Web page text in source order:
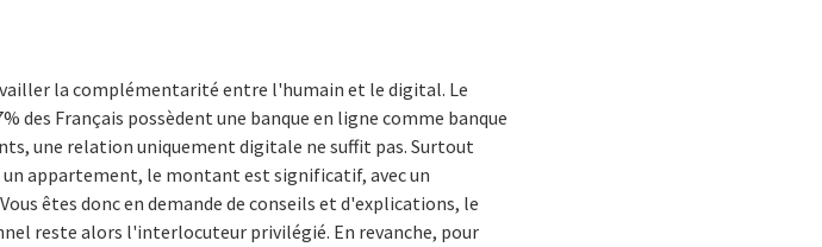
la complémentarité entre l'humain et le digital. Le
des Français possèdent une banque en ligne comme banque
une relation uniquement digitale ne suffit pas. Surtout
appartement, le montant est significatif, avec un
êtes donc en demande de conseils et d'explications, le
reste alors l'interlocuteur privilégié. En revanche, pour